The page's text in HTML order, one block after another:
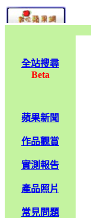
全站搜尋
Beta
蘋果新聞
作品觀賞
實測報告
產品照片
常見問題